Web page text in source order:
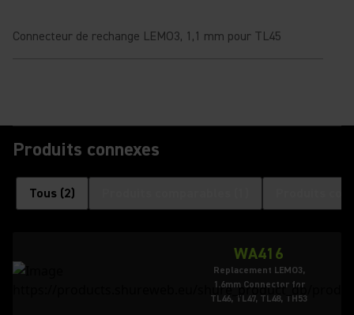
Connecteur de rechange LEMO3, 1,1 mm pour TL45
Produits connexes
Tous (2)
WA416
Replacement LEMO3,
1.6mm Connector for
TL46, TL47, TL48, TH53